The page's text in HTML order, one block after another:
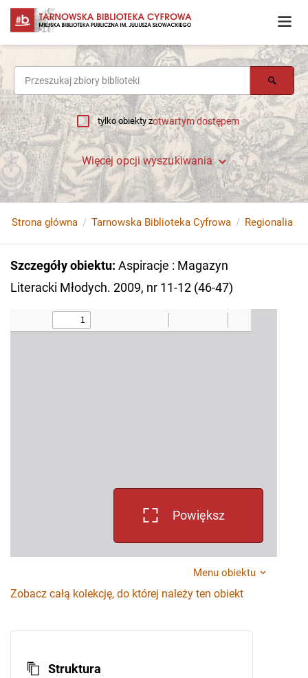
tylko obiekty zotwartym dostępem
Więcej opcji wyszukiwania
Strona główna Tarnowska Biblioteka Cyfrowa Regionalia
Szczegóły obiektu: Aspiracje : Magazyn
Literacki Młodych. 2009, nr 11-12 (46-47)
Powiększ
Menu obiektu
Zobacz całą kolekcję, do której należy ten obiekt
Struktura